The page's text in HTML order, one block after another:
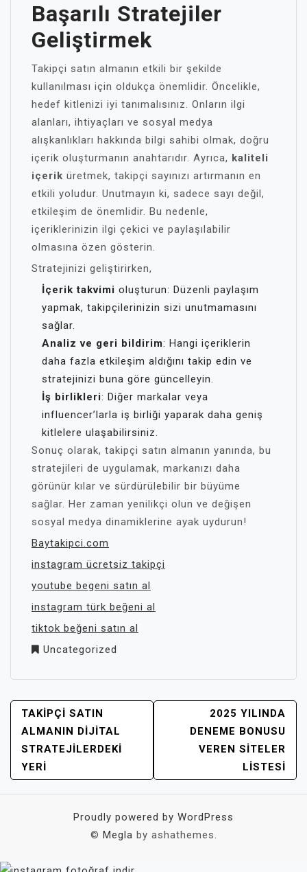
Başarılı Stratejiler
Geliştirmek
Takipçi satın almanın etkili bir şekilde
kullanılması için oldukça önemlidir. Öncelikle,
hedef kitlenizi iyi tanımalısınız. Onların ilgi
alanları, ihtiyaçları ve sosyal medya
alışkanlıkları hakkında bilgi sahibi olmak, doğru
içerik oluşturmanın anahtarıdır. Ayrıca, kaliteli
içerik üretmek, takipçi sayınızı artırmanın en
etkili yoludur. Unutmayın ki, sadece sayı değil,
etkileşim de önemlidir. Bu nedenle,
içeriklerinizin ilgi çekici ve paylaşılabilir
olmasına özen gösterin.
Stratejinizi geliştirirken,
İçerik takvimi oluşturun: Düzenli paylaşım
yapmak, takipçilerinizin sizi unutmamasını
sağlar.
Analiz ve geri bildirim: Hangi içeriklerin
daha fazla etkileşim aldığını takip edin ve
stratejinizi buna göre güncelleyin.
İş birlikleri: Diğer markalar veya
influencer’larla iş birliği yaparak daha geniş
kitlelere ulaşabilirsiniz.
Sonuç olarak, takipçi satın almanın yanında, bu
stratejileri de uygulamak, markanızı daha
görünür kılar ve sürdürülebilir bir büyüme
sağlar. Her zaman yenilikçi olun ve değişen
sosyal medya dinamiklerine ayak uydurun!
Baytakipci.com
instagram ücretsiz takipçi
youtube begeni satın al
instagram türk beğeni al
tiktok beğeni satın al
Uncategorized
YAZI
GEZINMESI
TAKIPÇI SATIN
ALMANIN DIJITAL
STRATEJILERDEKI
YERI
2025 YILINDA
DENEME BONUSU
VEREN SITELER
LISTESI
Proudly powered by WordPress
© Megla by ashathemes.